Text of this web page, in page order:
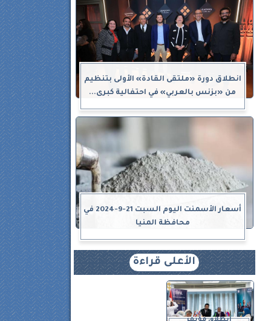
انطلاق دورة «ملتقى القادة» الأولى بتنظيم
من «بزنس بالعربي» في احتفالية كبرى...
أسعار الأسمنت اليوم السبت 21-9-2024 في
محافظة المنيا
الأعلى قراءة
انطلاق مؤتمر